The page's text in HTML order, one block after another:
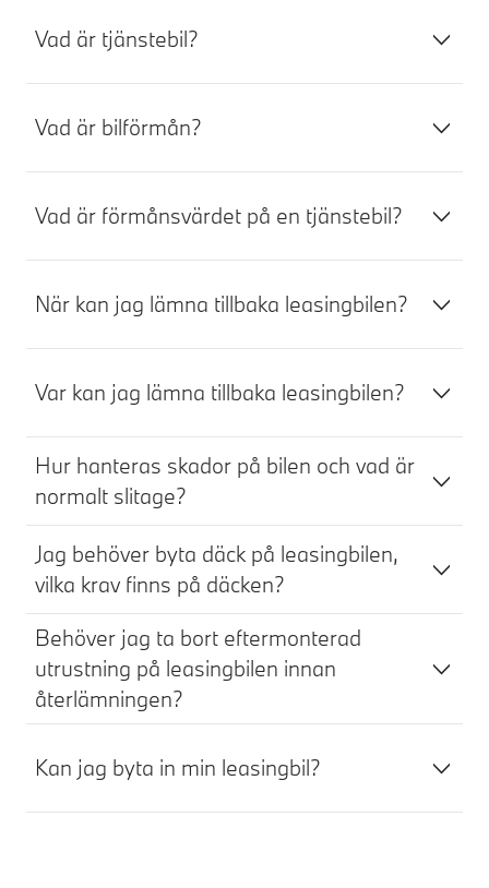
Vad är tjänstebil?
Vad är bilförmån?
Vad är förmånsvärdet på en tjänstebil?
När kan jag lämna tillbaka leasingbilen?
Var kan jag lämna tillbaka leasingbilen?
Hur hanteras skador på bilen och vad är
normalt slitage?
Jag behöver byta däck på leasingbilen,
vilka krav finns på däcken?
Behöver jag ta bort eftermonterad
utrustning på leasingbilen innan
återlämningen?
Kan jag byta in min leasingbil?